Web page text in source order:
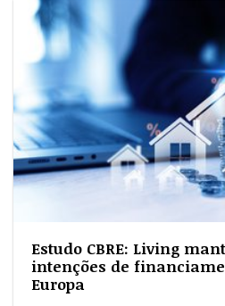
Estudo CBRE: Living
intenções de
Europa